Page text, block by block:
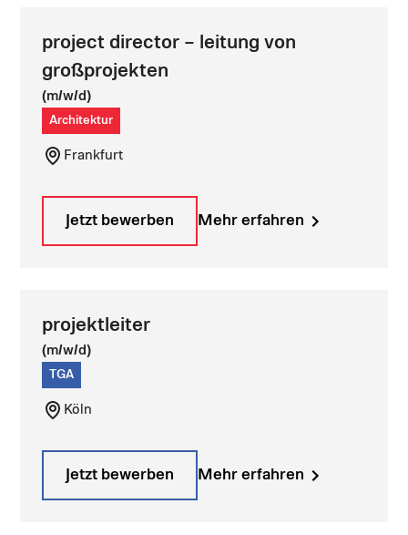
project director – leitung von
großprojekten
(m/w/d)
Architektur
Frankfurt
Jetzt bewerben Mehr erfahren
projektleiter
(m/w/d)
TGA
Köln
Jetzt bewerben Mehr erfahren